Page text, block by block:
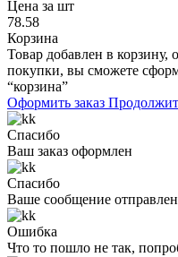
Цена за шт
78.58
Корзина
Товар добавлен в корзину,
покупки, вы сможете
“корзина”
Оформить заказ
Спасибо
Ваш заказ оформлен
Спасибо
Ваше сообщение
Ошибка
Что то пошло не так,